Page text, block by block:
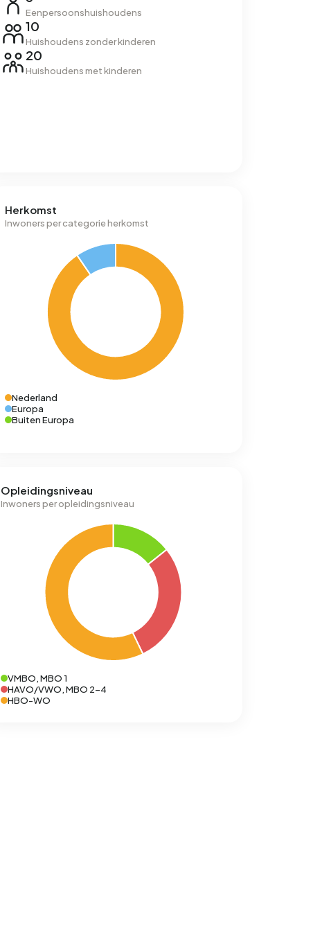
Eenpersoonshuishoudens
10
Huishoudens zonder kinderen
20
Huishoudens met kinderen
Herkomst
Inwoners per categorie herkomst
Nederland
Europa
Buiten Europa
Opleidingsniveau
Inwoners per opleidingsniveau
VMBO, MBO 1
HAVO/VWO, MBO 2-4
HBO-WO